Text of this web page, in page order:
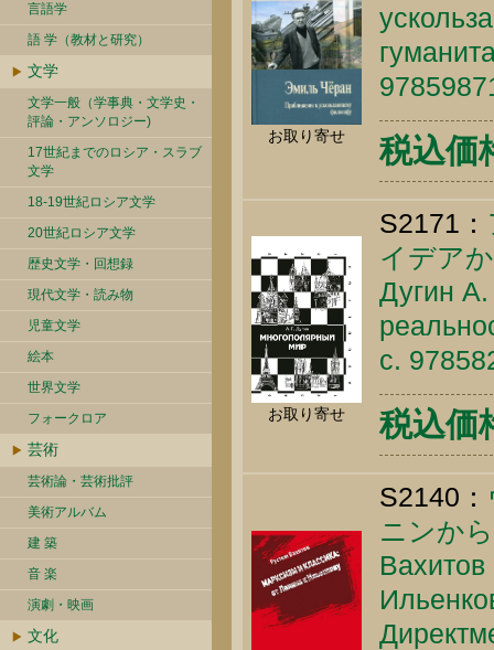
言語学
語 学（教材と研究）
文学
文学一般（学事典・文学史・
評論・アンソロジー)
17世紀までのロシア・スラブ
文学
18-19世紀ロシア文学
20世紀ロシア文学
歴史文学・回想録
現代文学・読み物
児童文学
絵本
世界文学
フォークロア
芸術
芸術論・芸術批評
美術アルバム
建 築
音 楽
演劇・映画
文化
お取り寄せ 税込価
お取り寄せ
S2171：
イデア
Дугин
c.
税込価
S2140：
ニンか